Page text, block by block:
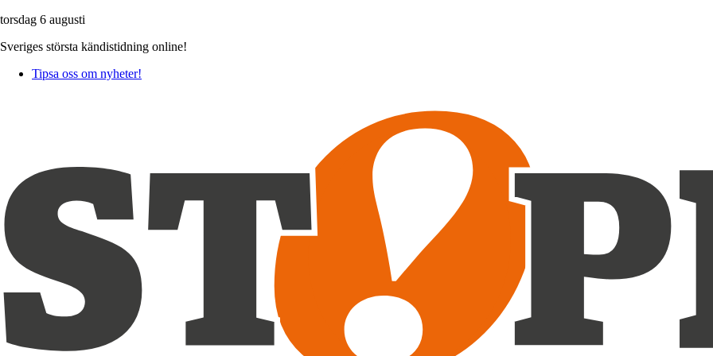
torsdag 6 augusti
Sveriges största kändistidning online!
Tipsa oss om nyheter!